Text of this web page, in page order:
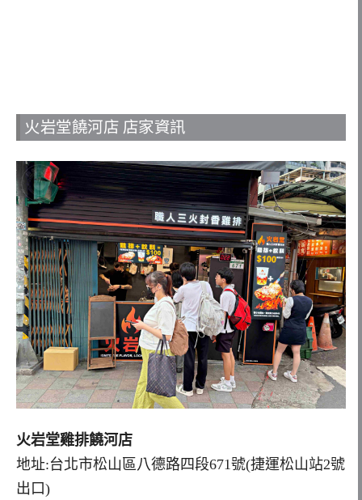
火岩堂饒河店 店家資訊
火岩堂雞排饒河店
地址:台北市松山區八德路四段671號(捷運松山站2號
出口)